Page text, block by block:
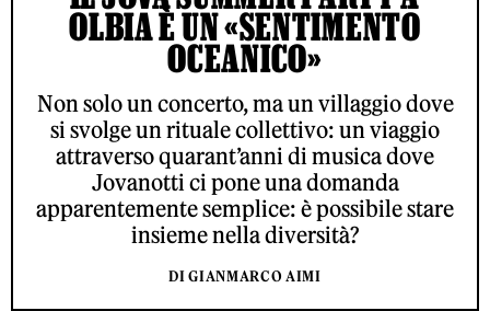
OLBIA È UN «SENTIMENTO
OCEANICO»
Non solo un concerto, ma un villaggio dove
si svolge un rituale collettivo: un viaggio
attraverso quarant’anni di musica dove
Jovanotti ci pone una domanda
apparentemente semplice: è possibile stare
insieme nella diversità?
DI GIANMARCO AIMI